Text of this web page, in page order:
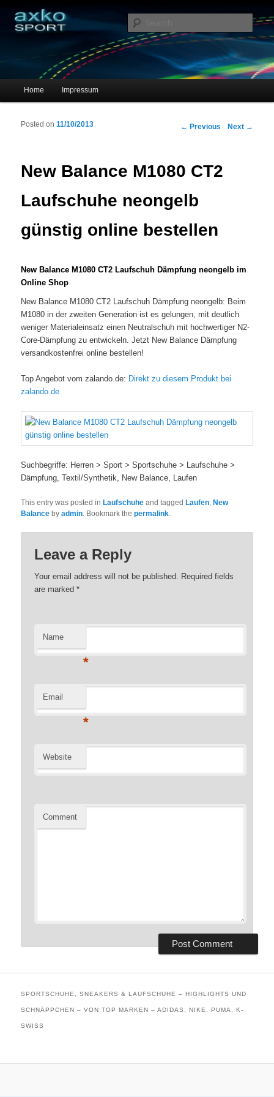
axko-sport – Sportschuhe online
Main menu
Skip to primary content
Skip to secondary content
Home Impressum
Post navigation
← Previous Next →
New Balance M1080 CT2
Laufschuhe neongelb
günstig online bestellen
Posted on11/10/2013
New Balance M1080 CT2 Laufschuh Dämpfung neongelb im
Online Shop
New Balance M1080 CT2 Laufschuh Dämpfung neongelb: Beim
M1080 in der zweiten Generation ist es gelungen, mit deutlich
weniger Materialeinsatz einen Neutralschuh mit hochwertiger N2-
Core-Dämpfung zu entwickeln. Jetzt New Balance Dämpfung
versandkostenfrei online bestellen!
Top Angebot vom zalando.de: Direkt zu diesem Produkt bei
zalando.de
Suchbegriffe: Herren > Sport > Sportschuhe > Laufschuhe >
Dämpfung, Textil/Synthetik, New Balance, Laufen
This entry was posted inLaufschuhe and taggedLaufen,New
Balance byadmin. Bookmark thepermalink.
Leave a Reply
Your email address will not be published. Required fields
are marked*
Name
*
Email
*
Website
Comment
SPORTSCHUHE, SNEAKERS & LAUFSCHUHE – HIGHLIGHTS UND
SCHNÄPPCHEN – VON TOP MARKEN – ADIDAS, NIKE, PUMA, K-
SWISS